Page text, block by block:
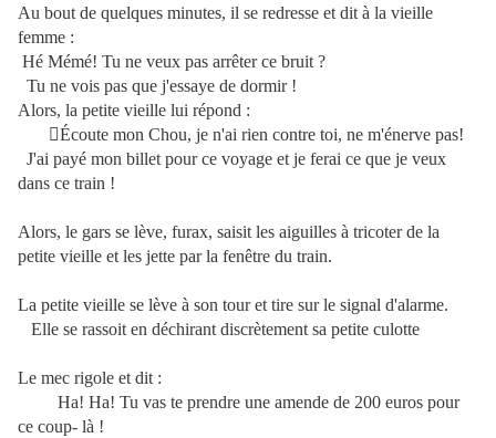
Au bout de quelques minutes, il se redresse et dit à la vieille
femme :
Hé Mémé! Tu ne veux pas arrêter ce bruit ?
Tu ne vois pas que j'essaye de dormir !
Alors, la petite vieille lui répond :
Écoute mon Chou, je n'ai rien contre toi, ne m'énerve pas!
J'ai payé mon billet pour ce voyage et je ferai ce que je veux
dans ce train !
Alors, le gars se lève, furax, saisit les aiguilles à tricoter de la
petite vieille et les jette par la fenêtre du train.
La petite vieille se lève à son tour et tire sur le signal d'alarme.
Elle se rassoit en déchirant discrètement sa petite culotte
Le mec rigole et dit :
Ha! Ha! Tu vas te prendre une amende de 200 euros pour
ce coup- là !